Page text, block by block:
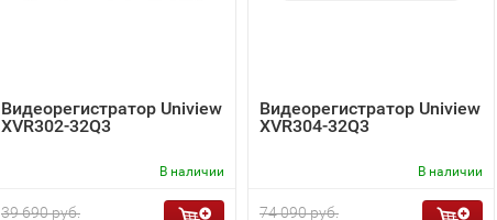
Видеорегистратор Uniview
XVR302-32Q3
В наличии
39 690 руб.
Видеорегистратор Uniview
XVR304-32Q3
В наличии
74 090 руб.